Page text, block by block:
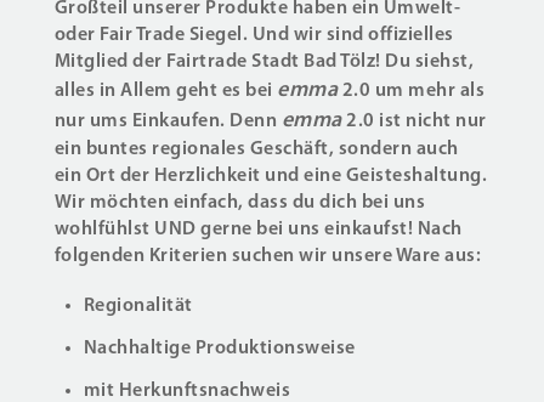
Großteil unserer Produkte haben ein Umwelt-
oder Fair Trade Siegel. Und wir sind offizielles
Mitglied der Fairtrade Stadt Bad Tölz! Du siehst,
alles in Allem geht es bei emma2.0 um mehr als
nur ums Einkaufen. Denn emma2.0 ist nicht nur
ein buntes regionales Geschäft, sondern auch
ein Ort der Herzlichkeit und eine Geisteshaltung.
Wir möchten einfach, dass du dich bei uns
wohlfühlst UND gerne bei uns einkaufst! Nach
folgenden Kriterien suchen wir unsere Ware aus:
Regionalität
Nachhaltige Produktionsweise
mit Herkunftsnachweis